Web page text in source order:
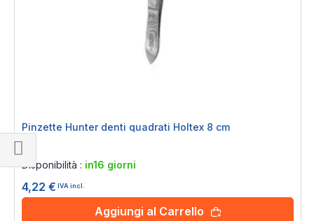
Pinzette Hunter denti quadrati Holtex 8 cm
0%
Disponibilità : in16 giorni
4,22 € IVA incl.
Aggiungi al Carrello
Naviga
per